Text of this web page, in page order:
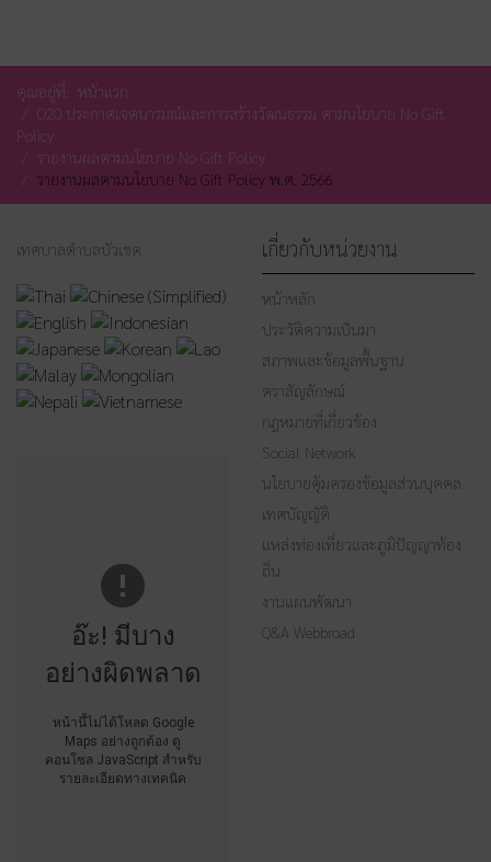
คุณอยู่ที่: หน้าแรก
O20 ประกาศเจตนารมณ์และการสร้างวัฒนธรรม ตามนโยบาย No Gift
Policy
รายงานผลตามนโยบาย No Gift Policy
รายงานผลตามนโยบาย No Gift Policy พ.ศ. 2566
เทศบาลตำบลบัวเชด
อ๊ะ! มีบาง
อย่างผิดพลาด
หน้านี้ไม่ได้โหลด Google
Maps อย่างถูกต้อง ดู
คอนโซล JavaScript สำหรับ
รายละเอียดทางเทคนิค
เกี่ยวกับหน่วยงาน
หน้าหลัก
ประวัติความเป็นมา
สภาพและข้อมูลพื้นฐาน
ตราสัญลักษณ์
กฎหมายที่เกี่ยวข้อง
Social Network
นโยบายคุ้มครองข้อมูลส่วนบุคคล
เทศบัญญัติ
แหล่งท่องเที่ยวและภูมิปัญญาท้อง
ถิ่น
งานแผนพัฒนา
Q&A Webbroad